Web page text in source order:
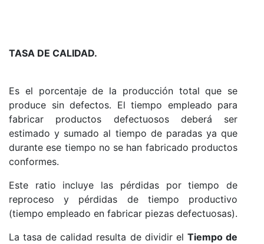
TASA DE CALIDAD.
Es el porcentaje de la producción total que se
produce sin defectos. El tiempo empleado para
fabricar productos defectuosos deberá ser
estimado y sumado al tiempo de paradas ya que
durante ese tiempo no se han fabricado productos
conformes.
Este ratio incluye las pérdidas por tiempo de
reproceso y pérdidas de tiempo productivo
(tiempo empleado en fabricar piezas defectuosas).
La tasa de calidad resulta de dividir el Tiempo de